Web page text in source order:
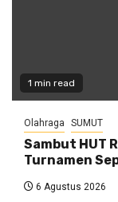
1 min read
Olahraga SUMUT
Sambut HUT
Turnamen
6 Agustus 2026